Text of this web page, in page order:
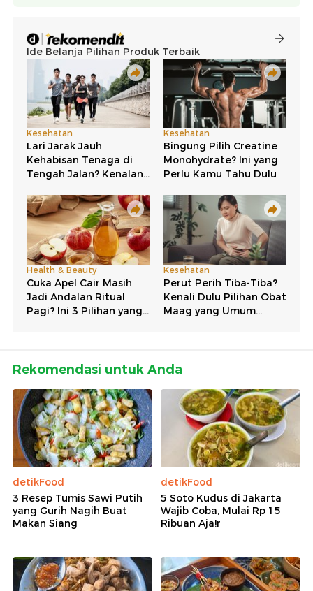
Rekomendasi untuk Anda
detikFood
3 Resep Tumis Sawi Putih
yang Gurih Nagih Buat
Makan Siang
detikFood
5 Soto Kudus di Jakarta
Wajib Coba, Mulai Rp 15
Ribuan Aja!r